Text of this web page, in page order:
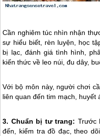
Cần nghiêm túc nhìn nhận
sự hiểu biết, rèn luyện, học
bị lạc, đánh giá tình hình,
kiến thức về leo núi, đu dây,
Với bộ môn này, người chơi
liên quan đến tim mạch, huyết
3. Chuẩn bị tư trang: Trước
đến, kiểm tra đồ đạc, theo